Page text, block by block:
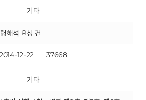
기타
해석 요청 건
12-22 37668
기타